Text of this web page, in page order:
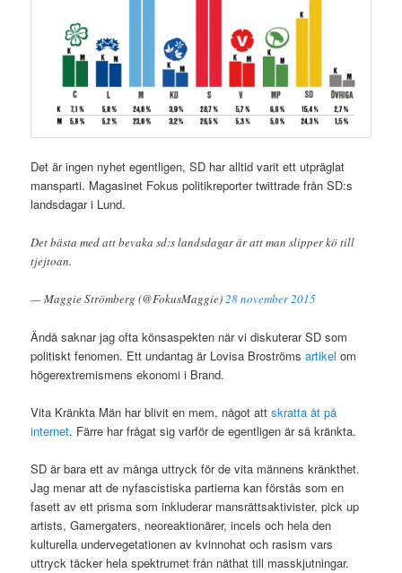
Det är ingen nyhet egentligen, SD har alltid varit ett utpräglat
mansparti. Magasinet Fokus politikreporter twittrade från SD:s
landsdagar i Lund.
Det bästa med att bevaka sd:s landsdagar är att man slipper kö till
tjejtoan.
— Maggie Strömberg (@FokusMaggie)28 november 2015
Ändå saknar jag ofta könsaspekten när vi diskuterar SD som
politiskt fenomen. Ett undantag är Lovisa Broströmsartikel om
högerextremismens ekonomi i Brand.
Vita Kränkta Män har blivit en mem, något attskratta åt på
internet. Färre har frågat sig varför de egentligen är så kränkta.
SD är bara ett av många uttryck för de vita männens kränkthet.
Jag menar att de nyfascistiska partierna kan förstås som en
fasett av ett prisma som inkluderar mansrättsaktivister, pick up
artists, Gamergaters, neoreaktionärer, incels och hela den
kulturella undervegetationen av kvinnohat och rasism vars
uttryck täcker hela spektrumet från näthat till masskjutningar.